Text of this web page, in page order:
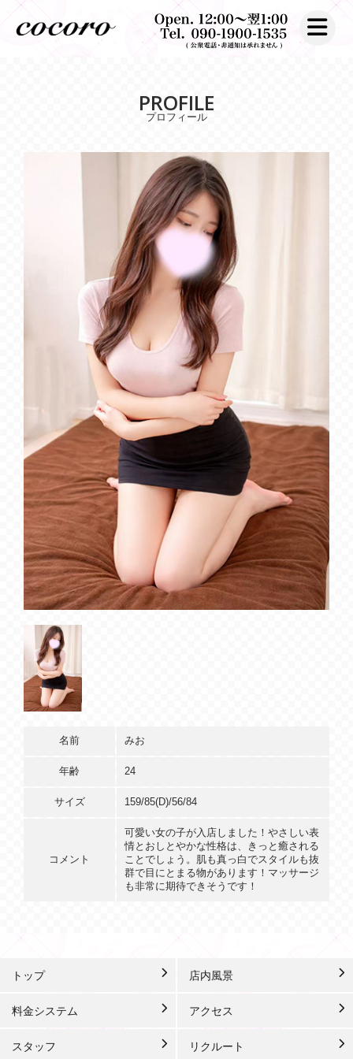
toggle
PROFILE
プロフィール
名前 みお
年齢 24
サイズ 159/85(D)/56/84
コメント
可愛い女の子が入店しました！やさしい表
情とおしとやかな性格は、きっと癒される
ことでしょう。肌も真っ白でスタイルも抜
群で目にとまる物があります！マッサージ
も非常に期待できそうです！
トップ 店内風景
料金システム アクセス
スタッフ リクルート